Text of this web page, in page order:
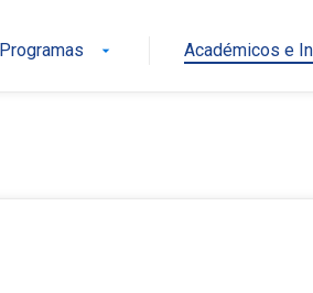
Programas arrow_drop_down Académicos e